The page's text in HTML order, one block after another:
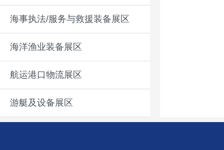
海事执法/服务与救援装备展区
海洋渔业装备展区
航运港口物流展区
游艇及设备展区